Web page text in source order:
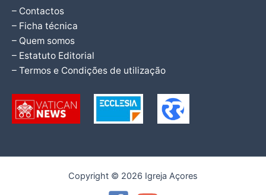
– Contactos
– Ficha técnica
– Quem somos
– Estatuto Editorial
– Termos e Condições de utilização
Copyright © 2026 Igreja Açores